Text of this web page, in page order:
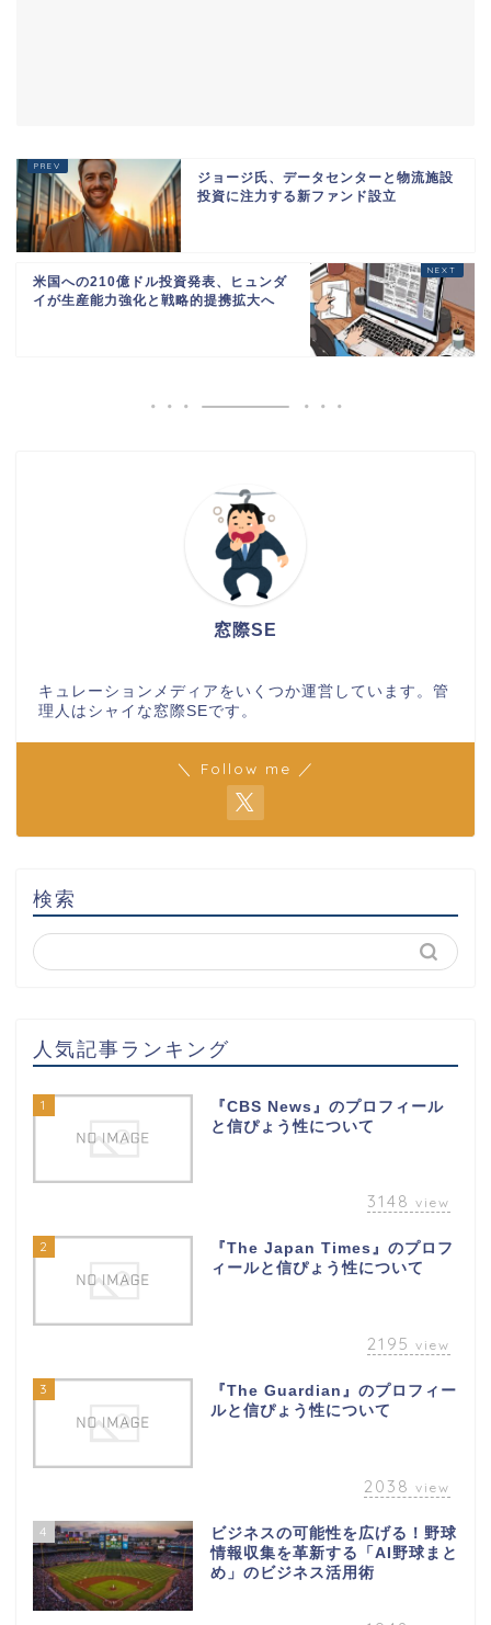
ジョージ氏、データセンターと物流施設
投資に注力する新ファンド設立
米国への210億ドル投資発表、ヒュンダ
イが生産能力強化と戦略的提携拡大へ
窓際SE
キュレーションメディアをいくつか運営しています。管
理人はシャイな窓際SEです。
＼ Follow me ／
検索
人気記事ランキング
1
『CBS News』のプロフィール
と信ぴょう性について
3148 view
2
『The Japan Times』のプロフ
ィールと信ぴょう性について
2195 view
3
『The Guardian』のプロフィー
ルと信ぴょう性について
2038 view
4
ビジネスの可能性を広げる！野球
情報収集を革新する「AI野球まと
め」のビジネス活用術